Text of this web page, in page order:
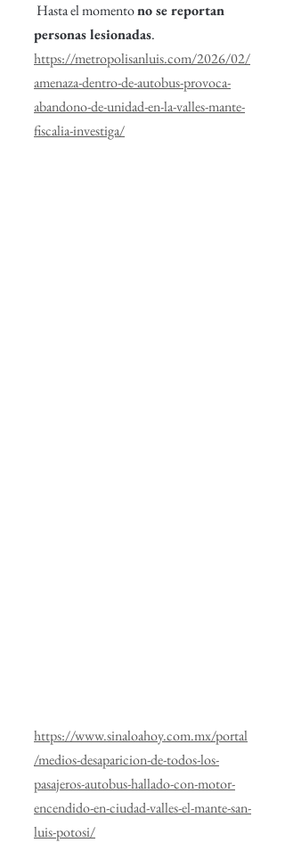
Hasta el momento no se reportan
personas lesionadas.
https://metropolisanluis.com/2026/02/
amenaza-dentro-de-autobus-provoca-
abandono-de-unidad-en-la-valles-mante-
fiscalia-investiga/
https://www.sinaloahoy.com.mx/portal
/medios-desaparicion-de-todos-los-
pasajeros-autobus-hallado-con-motor-
encendido-en-ciudad-valles-el-mante-san-
luis-potosi/